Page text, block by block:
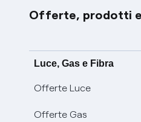
Offerte, prodotti
Luce, Gas e Fibra
Offerte Luce
Offerte Gas